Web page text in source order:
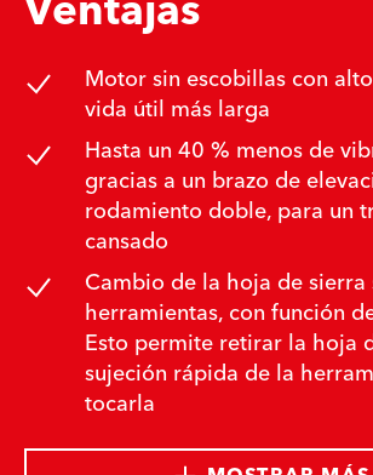
Motor sin escobillas con
vida útil más larga
Hasta un 40 % menos de
gracias a un brazo de
rodamiento doble, para un
cansado
Cambio de la hoja de sierra
herramientas, con función
Esto permite retirar la hoja
sujeción rápida de la
tocarla